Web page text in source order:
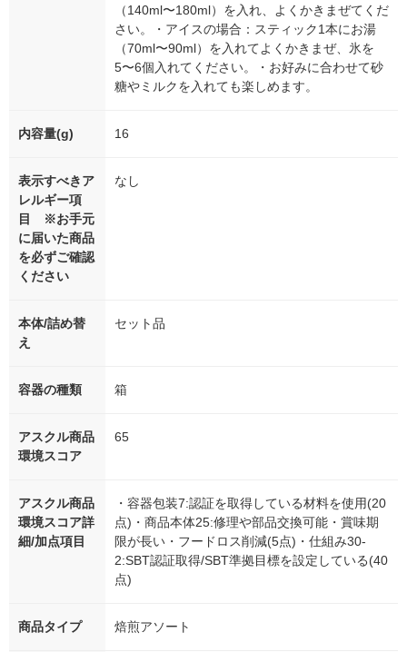
（140ml〜180ml）を入れ、よくかきまぜてくだ
さい。・アイスの場合：スティック1本にお湯
（70ml〜90ml）を入れてよくかきまぜ、氷を
5〜6個入れてください。・お好みに合わせて砂
糖やミルクを入れても楽しめます。
内容量(g) 16
表示すべきア
レルギー項
目 ※お手元
に届いた商品
を必ずご確認
ください
なし
本体/詰め替
え
セット品
容器の種類 箱
アスクル商品
環境スコア
65
アスクル商品
環境スコア詳
細/加点項目
・容器包装7:認証を取得している材料を使用(20
点)・商品本体25:修理や部品交換可能・賞味期
限が長い・フードロス削減(5点)・仕組み30-
2:SBT認証取得/SBT準拠目標を設定している(40
点)
商品タイプ 焙煎アソート